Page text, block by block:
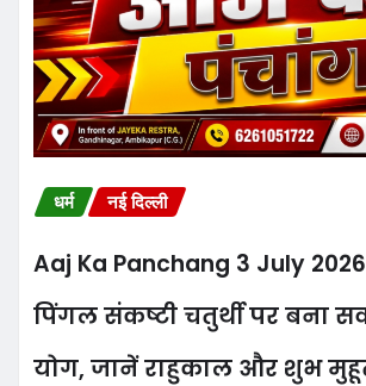
धर्म नई दिल्ली
Aaj Ka Panchang 3 July
पिंगल संकष्टी चतुर्थी पर बना
योग, जानें राहुकाल और शुभ